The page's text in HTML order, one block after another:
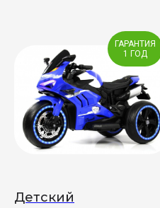
ГАРАНТИЯ
1 ГОД
Детский